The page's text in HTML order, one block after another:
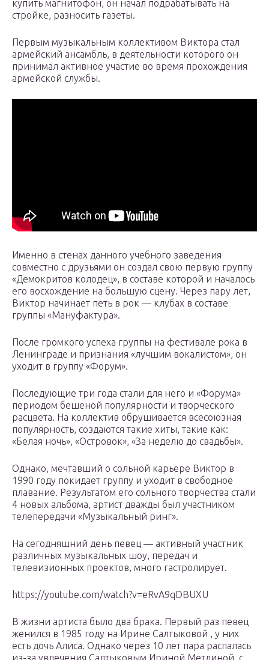
купить магнитофон, он начал подрабатывать на
стройке, разносить газеты.
Первым музыкальным коллективом Виктора стал
армейский ансамбль, в деятельности которого он
принимал активное участие во время прохождения
армейской службы.
Именно в стенах данного учебного заведения
совместно с друзьями он создал свою первую группу
«Демокритов колодец», в составе которой и началось
его восхождение на большую сцену. Через пару лет,
Виктор начинает петь в рок — клубах в составе
группы «Мануфактура».
После громкого успеха группы на фестивале рока в
Ленинграде и признания «лучшим вокалистом», он
уходит в группу «Форум».
Последующие три года стали для него и «Форума»
периодом бешеной популярности и творческого
расцвета. На коллектив обрушивается всесоюзная
популярность, создаются такие хиты, такие как:
«Белая ночь», «Островок», «За неделю до свадьбы».
Однако, мечтавший о сольной карьере Виктор в
1990 году покидает группу и уходит в свободное
плавание. Результатом его сольного творчества стали
4 новых альбома, артист дважды был участником
телепередачи «Музыкальный ринг».
На сегодняшний день певец — активный участник
различных музыкальных шоу, передач и
телевизионных проектов, много гастролирует.
https://youtube.com/watch?v=eRvA9qDBUXU
В жизни артиста было два брака. Первый раз певец
женился в 1985 году на Ирине Салтыковой , у них
есть дочь Алиса. Однако через 10 лет пара распалась
из-за увлечения Салтыковым Ириной Метлиной, с